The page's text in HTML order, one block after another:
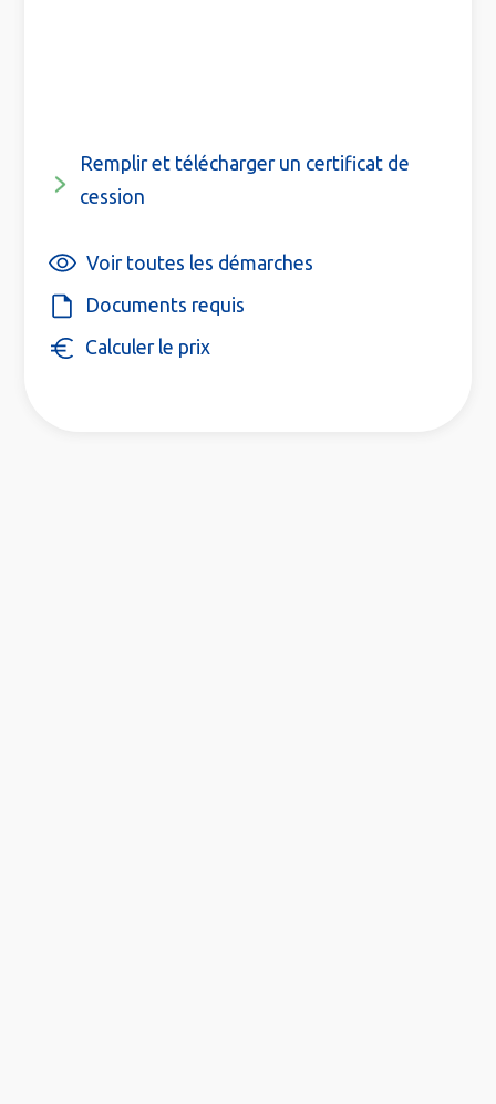
Remplir et télécharger un certificat de
cession
Voir toutes les démarches
Documents requis
Calculer le prix